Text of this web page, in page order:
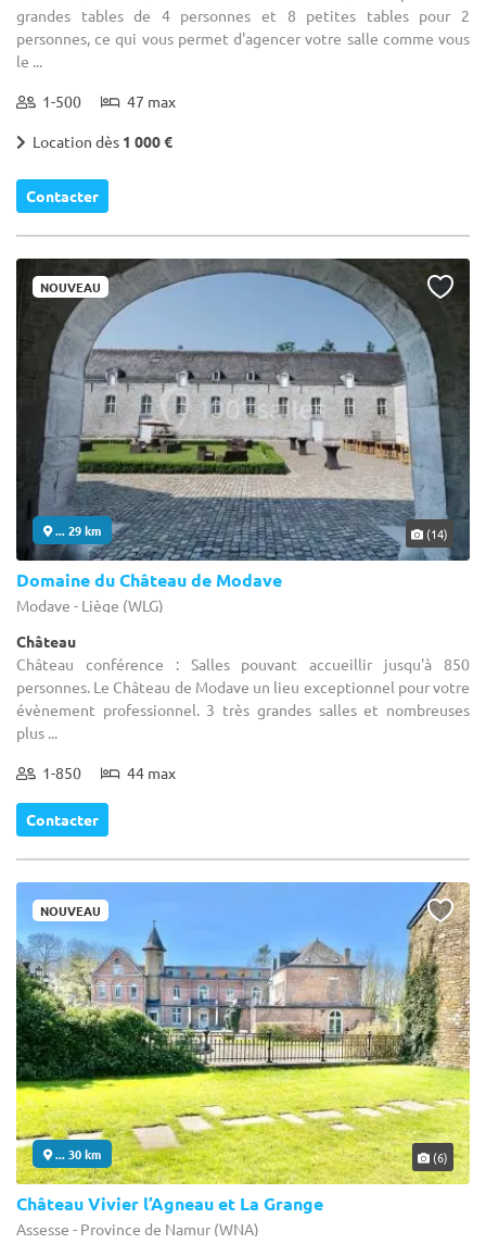
grandes tables de 4 personnes et 8 petites tables pour 2
personnes, ce qui vous permet d'agencer votre salle comme vous
le ...
1-500 47 max
Location dès 1 000 €
Contacter
NOUVEAU
... 29 km (14)
Domaine du Château de Modave
Modave - Liège (WLG)
Château
Château conférence : Salles pouvant accueillir jusqu'à 850
personnes. Le Château de Modave un lieu exceptionnel pour votre
évènement professionnel. 3 très grandes salles et nombreuses
plus ...
1-850 44 max
Contacter
NOUVEAU
... 30 km (6)
Château Vivier l’Agneau et La Grange
Assesse - Province de Namur (WNA)